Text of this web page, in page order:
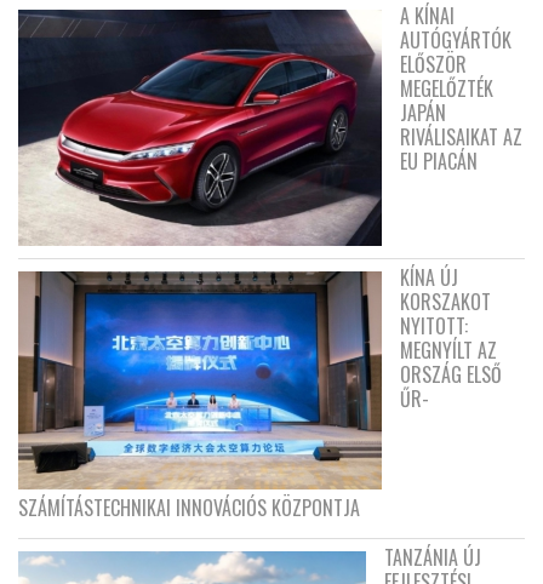
A KÍNAI
AUTÓGYÁRTÓK
ELŐSZÖR
MEGELŐZTÉK
JAPÁN
RIVÁLISAIKAT AZ
EU PIACÁN
KÍNA ÚJ
KORSZAKOT
NYITOTT:
MEGNYÍLT AZ
ORSZÁG ELSŐ
ŰR-
SZÁMÍTÁSTECHNIKAI INNOVÁCIÓS KÖZPONTJA
TANZÁNIA ÚJ